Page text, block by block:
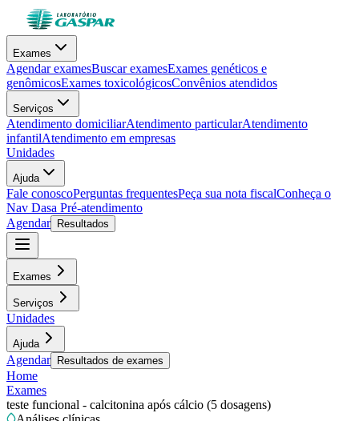
Exames
Agendar examesBuscar examesExames genéticos e
genômicosExames toxicológicosConvênios atendidos
Serviços
Atendimento domiciliarAtendimento particularAtendimento
infantilAtendimento em empresas
Unidades
Ajuda
Fale conoscoPerguntas frequentesPeça sua nota fiscalConheça o
Nav Dasa Pré-atendimento
Agendar
Resultados
Exames
Serviços
Unidades
Ajuda
Agendar Resultados de exames
Home
Exames
teste funcional - calcitonina após cálcio (5 dosagens)